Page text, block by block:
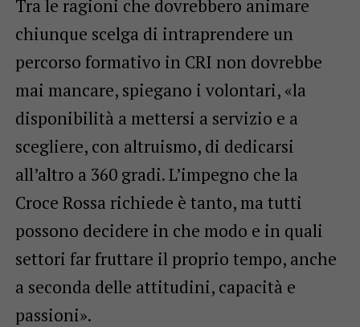
Tra le ragioni che dovrebbero animare
chiunque scelga di intraprendere un
percorso formativo in CRI non dovrebbe
mai mancare, spiegano i volontari, «la
disponibilità a mettersi a servizio e a
scegliere, con altruismo, di dedicarsi
all’altro a 360 gradi. L’impegno che la
Croce Rossa richiede è tanto, ma tutti
possono decidere in che modo e in quali
settori far fruttare il proprio tempo, anche
a seconda delle attitudini, capacità e
passioni».